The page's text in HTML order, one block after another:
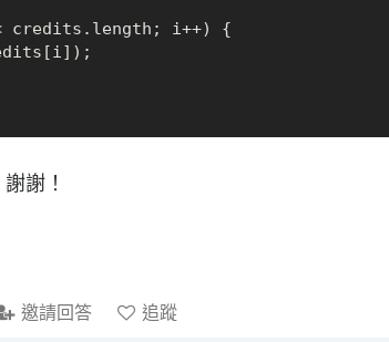
credits. length ; i++) {
謝！
邀請回答 追蹤